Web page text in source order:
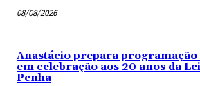
08/08/2026
Anastácio prepara programação
em celebração aos 20 anos da
Penha